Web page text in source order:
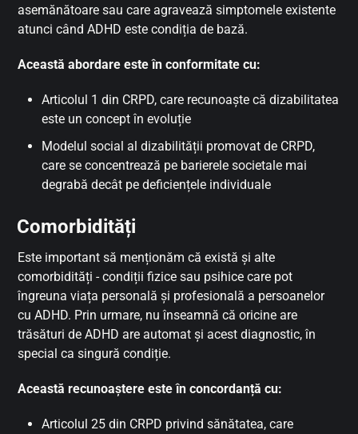
asemănătoare sau care agravează simptomele existente
atunci când ADHD este condiția de bază.
Această abordare este în conformitate cu:
Articolul 1 din CRPD, care recunoaște că dizabilitatea
este un concept în evoluție
Modelul social al dizabilității promovat de CRPD,
care se concentrează pe barierele societale mai
degrabă decât pe deficiențele individuale
Comorbidități
Este important să menționăm că există și alte
comorbidități - condiții fizice sau psihice care pot
îngreuna viața personală și profesională a persoanelor
cu ADHD. Prin urmare, nu înseamnă că oricine are
trăsături de ADHD are automat și acest diagnostic, în
special ca singură condiție.
Această recunoaștere este în concordanță cu:
Articolul 25 din CRPD privind sănătatea, care